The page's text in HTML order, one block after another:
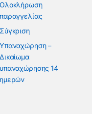
Ολοκλήρωση
παραγγελίας
Σύγκριση
Υπαναχώρηση –
Δικαίωμα
υπαναχώρησης 14
ημερών